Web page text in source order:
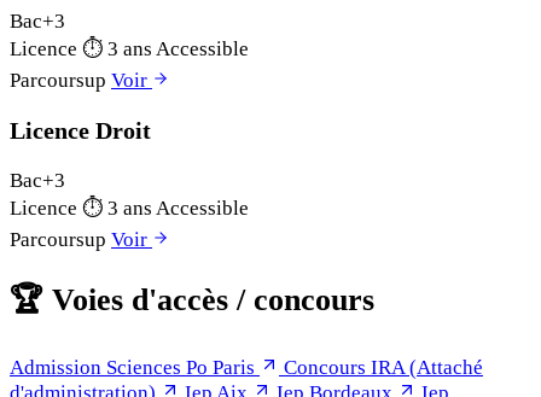
Bac+3
Licence ⏱ 3 ans Accessible
Parcoursup Voir
Licence Droit
Bac+3
Licence ⏱ 3 ans Accessible
Parcoursup Voir
🏆 Voies d'accès / concours
Admission Sciences Po Paris
Concours IRA (Attaché